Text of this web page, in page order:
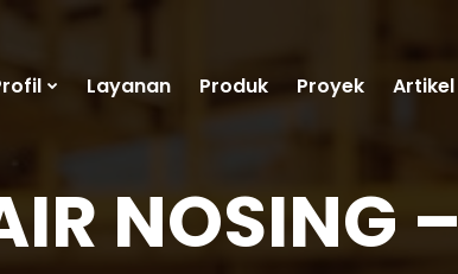
Layanan Produk Proyek Artikel
NOSING –